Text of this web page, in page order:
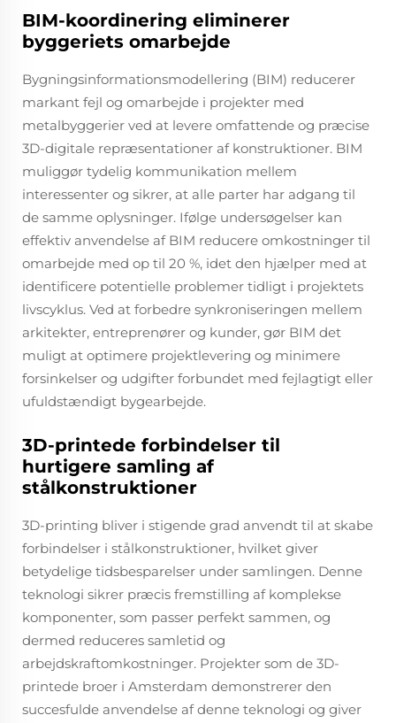
BIM-koordinering eliminerer
byggeriets omarbejde
Bygningsinformationsmodellering (BIM) reducerer
markant fejl og omarbejde i projekter med
metalbyggerier ved at levere omfattende og præcise
3D-digitale repræsentationer af konstruktioner. BIM
muliggør tydelig kommunikation mellem
interessenter og sikrer, at alle parter har adgang til
de samme oplysninger. Ifølge undersøgelser kan
effektiv anvendelse af BIM reducere omkostninger til
omarbejde med op til 20 %, idet den hjælper med at
identificere potentielle problemer tidligt i projektets
livscyklus. Ved at forbedre synkroniseringen mellem
arkitekter, entreprenører og kunder, gør BIM det
muligt at optimere projektlevering og minimere
forsinkelser og udgifter forbundet med fejlagtigt eller
ufuldstændigt bygearbejde.
3D-printede forbindelser til
hurtigere samling af
stålkonstruktioner
3D-printing bliver i stigende grad anvendt til at skabe
forbindelser i stålkonstruktioner, hvilket giver
betydelige tidsbesparelser under samlingen. Denne
teknologi sikrer præcis fremstilling af komplekse
komponenter, som passer perfekt sammen, og
dermed reduceres samletid og
arbejdskraftomkostninger. Projekter som de 3D-
printede broer i Amsterdam demonstrerer den
succesfulde anvendelse af denne teknologi og giver